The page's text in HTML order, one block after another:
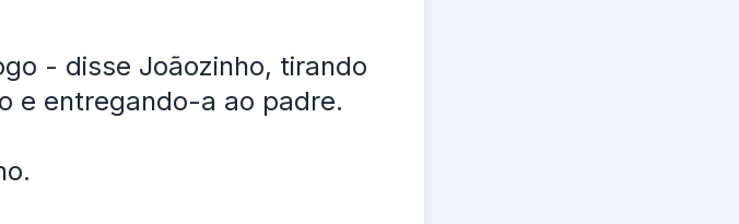
- disse Joãozinho, tirando
e entregando-a ao padre.